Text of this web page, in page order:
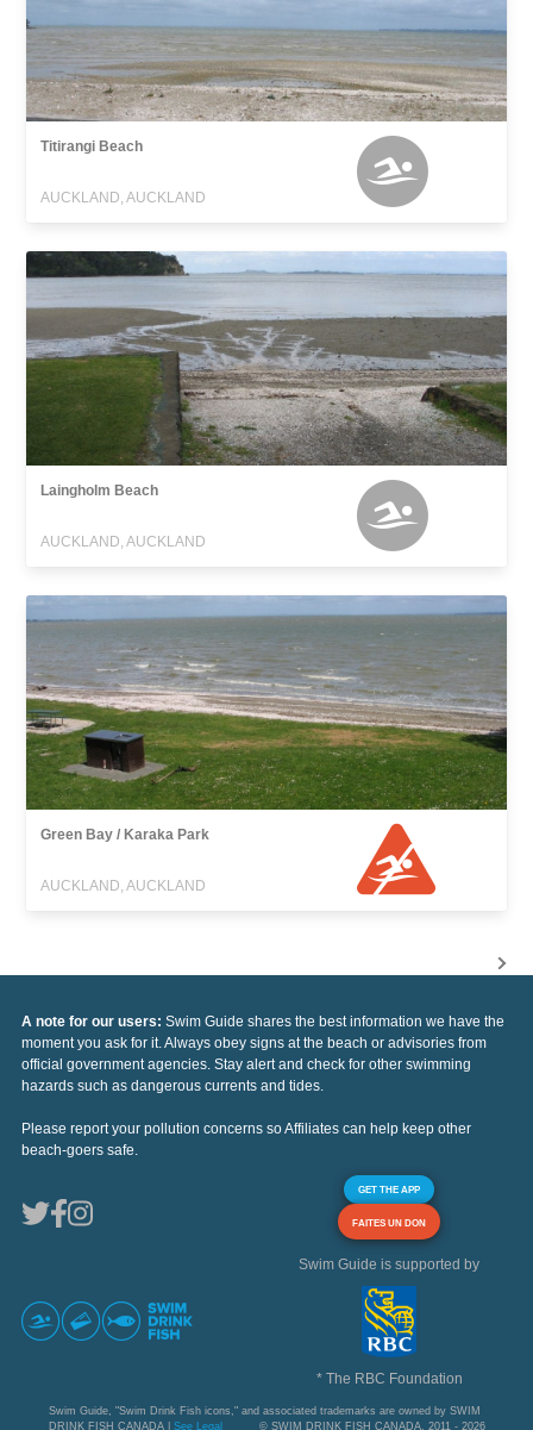
Titirangi Beach
AUCKLAND, AUCKLAND
Laingholm Beach
AUCKLAND, AUCKLAND
Green Bay / Karaka Park
AUCKLAND, AUCKLAND
A note for our users: Swim Guide shares the best information we have the
moment you ask for it. Always obey signs at the beach or advisories from
official government agencies. Stay alert and check for other swimming
hazards such as dangerous currents and tides.
Please report your pollution concerns so Affiliates can help keep other
beach-goers safe.
GET THE APP
FAITES UN DON
Swim Guide is supported by
* The RBC Foundation
Swim Guide, "Swim Drink Fish icons," and associated trademarks are owned by SWIM
DRINK FISH CANADA | See Legal © SWIM DRINK FISH CANADA, 2011 - 2026